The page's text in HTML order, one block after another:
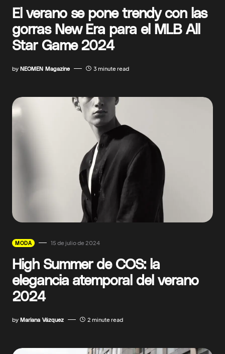
El verano se pone trendy con las
gorras New Era para el MLB All
Star Game 2024
by NEOMEN Magazine 3 minute read
MODA 15 de julio de 2024
High Summer de COS: la
elegancia atemporal del verano
2024
by Mariana Vázquez 2 minute read